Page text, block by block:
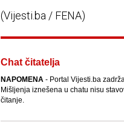
(Vijesti.ba / FENA)
Chat čitatelja
NAPOMENA- Portal Vijesti.ba
Mišljenja iznešena u chatu nisu
čitanje.